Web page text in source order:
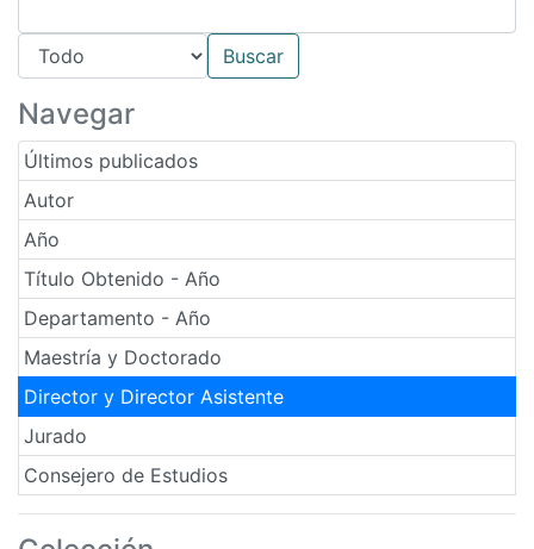
Navegar
Últimos publicados
Autor
Año
Título Obtenido - Año
Departamento - Año
Maestría y Doctorado
Director y Director Asistente
Jurado
Consejero de Estudios